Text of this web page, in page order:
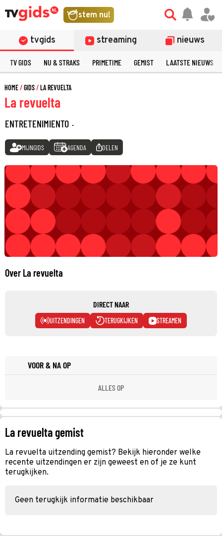
stem nu!
tvgids streaming nieuws
TV GIDS NU & STRAKS PRIMETIME GEMIST LAATSTE NIEUWS
HOME GIDS LA REVUELTA
La revuelta
ENTRETENIMIENTO ·
MIJNGIDS AGENDA DELEN
Over La revuelta
DIRECT NAAR
UITZENDINGEN TERUGKIJKEN STREAMEN
VOOR & NA OP
ALLES OP
La revuelta gemist
La revuelta uitzending gemist? Bekijk hieronder welke
recente uitzendingen er zijn geweest en of je ze kunt
terugkijken.
Geen terugkijk informatie beschikbaar